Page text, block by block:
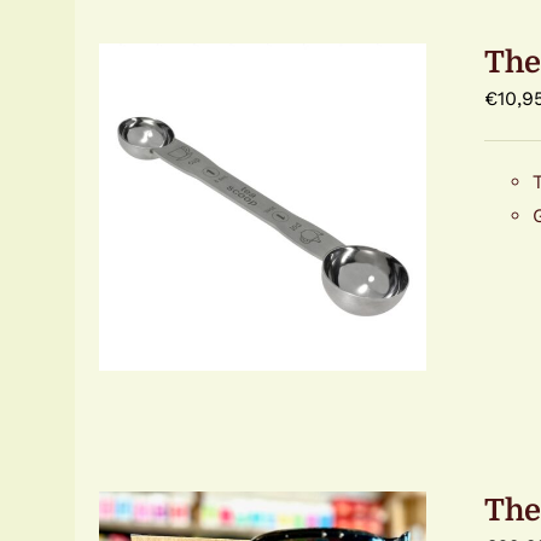
TOEVOEGEN AAN
WINKELWAGEN
/ DETAILS
€